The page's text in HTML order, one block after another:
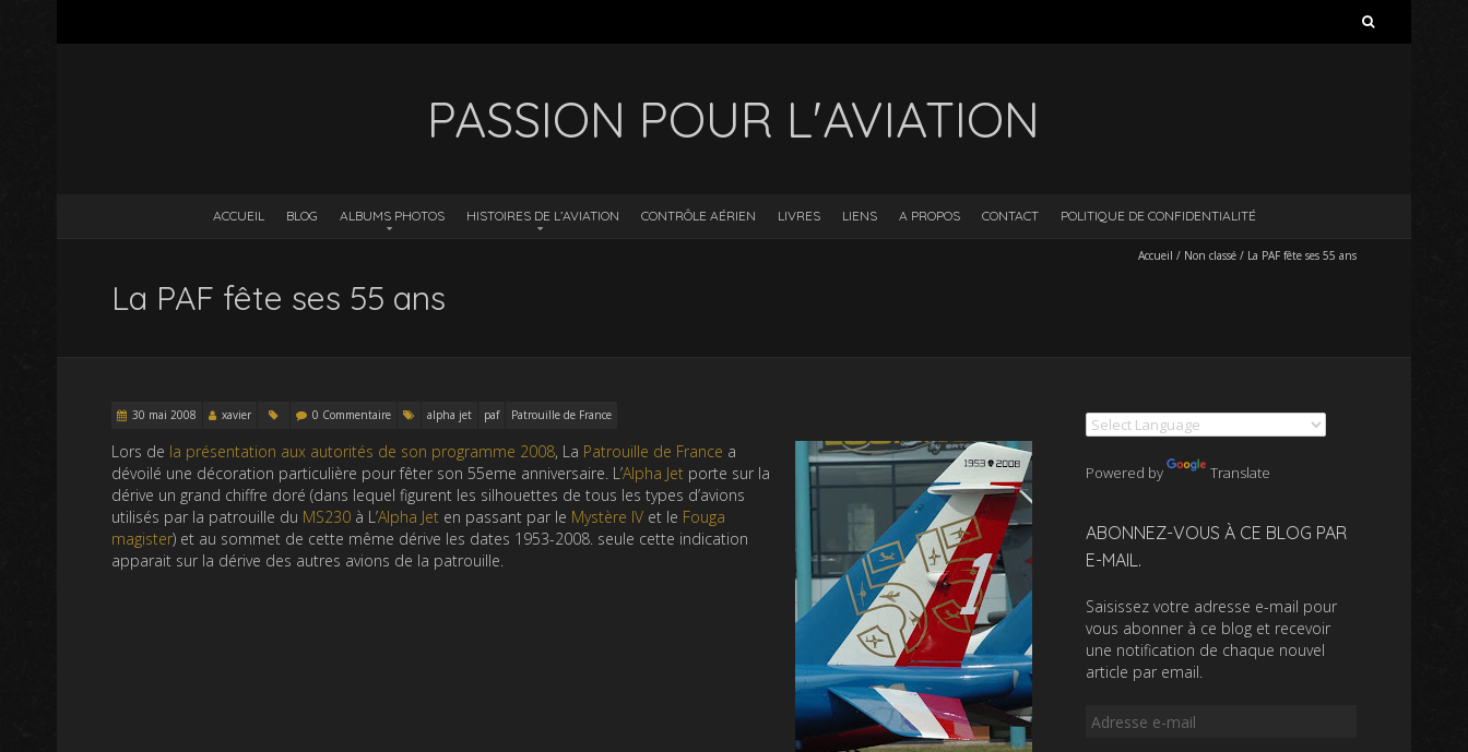
PASSION POUR L'AVIATION
ACCUEIL BLOG ALBUMS PHOTOS HISTOIRES DE L’AVIATION CONTRÔLE AÉRIEN LIVRES LIENS A PROPOS CONTACT POLITIQUE DE CONFIDENTIALITÉ
Accueil / Non classé / La PAF fête ses 55 ans
La PAF fête ses 55 ans
30 mai 2008 xavier 0 Commentaire alpha jet paf Patrouille de France
Lors de la présentation aux autorités de son programme 2008, La Patrouille de France a
dévoilé une décoration particulière pour fêter son 55eme anniversaire. L’Alpha Jetporte sur la
dérive un grand chiffre doré (dans lequel figurent les silhouettes de tous les types d’avions
utilisés par la patrouille du MS230à L’Alpha Jeten passant par le Mystère IVet le Fouga
magister) et au sommet de cette même dérive les dates 1953-2008. seule cette indication
apparait sur la dérive des autres avions de la patrouille.
Powered by Translate
ABONNEZ-VOUS À CE BLOG PAR
E-MAIL.
Saisissez votre adresse e-mail pour
vous abonner à ce blog et recevoir
une notification de chaque nouvel
article par email.
Adresse